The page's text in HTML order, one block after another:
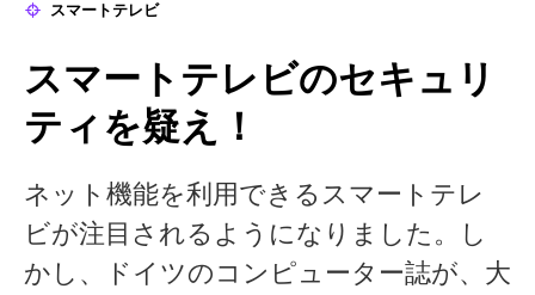
スマートテレビ
スマートテレビのセキュリ
ティを疑え！
ネット機能を利用できるスマートテレ
ビが注目されるようになりました。し
かし、ドイツのコンピューター誌が、大